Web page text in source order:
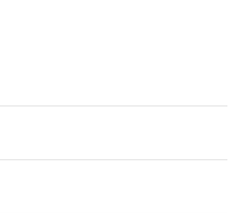
Porträts. Führungen durch